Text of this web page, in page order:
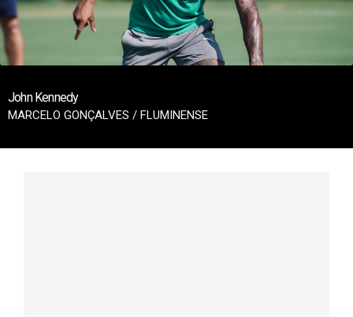
John Kennedy
MARCELO GONÇALVES / FLUMINENSE